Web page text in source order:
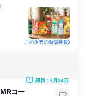
この企業の類似募集
コー
締切：9月24日